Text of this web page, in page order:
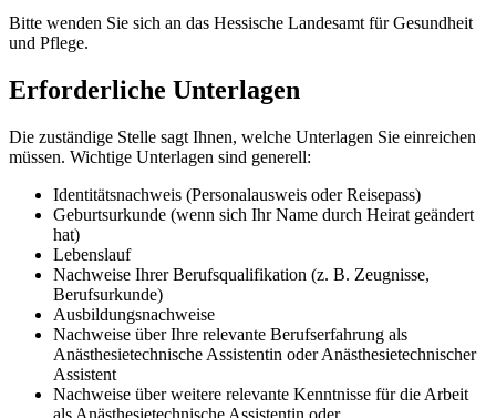
Bitte wenden Sie sich an das Hessische Landesamt für Gesundheit
und Pflege.
Erforderliche Unterlagen
Die zuständige Stelle sagt Ihnen, welche Unterlagen Sie einreichen
müssen. Wichtige Unterlagen sind generell:
Identitätsnachweis (Personalausweis oder Reisepass)
Geburtsurkunde (wenn sich Ihr Name durch Heirat geändert
hat)
Lebenslauf
Nachweise Ihrer Berufsqualifikation (z. B. Zeugnisse,
Berufsurkunde)
Ausbildungsnachweise
Nachweise über Ihre relevante Berufserfahrung als
Anästhesietechnische Assistentin oder Anästhesietechnischer
Assistent
Nachweise über weitere relevante Kenntnisse für die Arbeit